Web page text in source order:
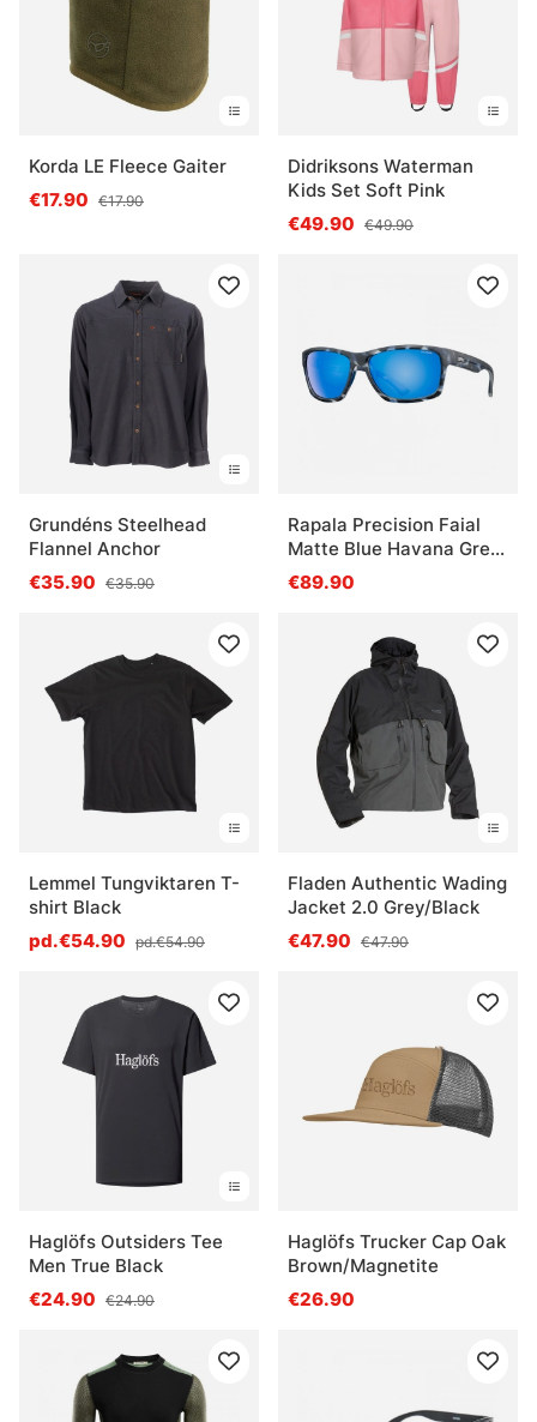
Korda LE Fleece Gaiter
€17.90 €17.90
Didriksons Waterman
Kids Set Soft Pink
€49.90 €49.90
Grundéns Steelhead
Flannel Anchor
€35.90 €35.90
Rapala Precision Faial
Matte Blue Havana Grey
Blue Mirror
€89.90
Lemmel Tungviktaren T-
shirt Black
pd.€54.90 pd.€54.90
Fladen Authentic Wading
Jacket 2.0 Grey/Black
€47.90 €47.90
Haglöfs Outsiders Tee
Men True Black
€24.90 €24.90
Haglöfs Trucker Cap Oak
Brown/Magnetite
€26.90